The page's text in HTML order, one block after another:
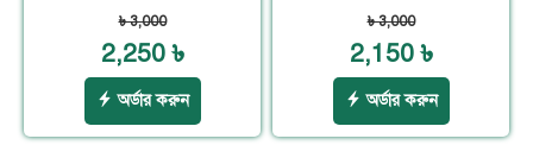
৳ 3,000
2,250 ৳
অর্ডার করুন
৳ 3,000
2,150 ৳
অর্ডার করুন